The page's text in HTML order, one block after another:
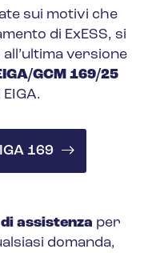
sui motivi che
di ExESS, si
versione
GCM 169/25
169
assistenza per
domanda,